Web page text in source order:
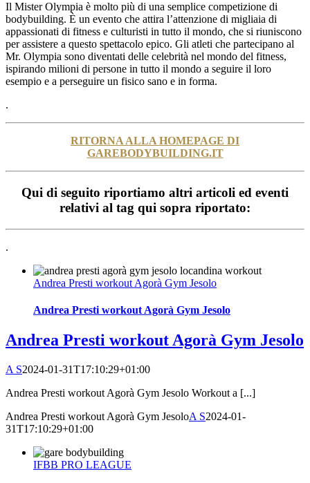
Il Mister Olympia è molto più di una semplice competizione di
bodybuilding. È un evento che attira l’attenzione di migliaia di
appassionati di fitness e culturisti in tutto il mondo, che si riuniscono
per assistere a questo spettacolo epico. Gli atleti che partecipano al
Mr. Olympia sono diventati delle celebrità nel mondo del fitness,
ispirando milioni di persone in tutto il mondo a seguire il loro
esempio e a perseguire un fisico sano e in forma.
.
RITORNA ALLA HOMEPAGE DI
GAREBODYBUILDING.IT
Qui di seguito riportiamo altri articoli ed eventi
relativi al tag qui sopra riportato:
.
Andrea Presti workout Agorà Gym Jesolo
Andrea Presti workout Agorà Gym Jesolo
Andrea Presti workout Agorà Gym Jesolo
A S2024-01-31T17:10:29+01:00
Andrea Presti workout Agorà Gym Jesolo Workout a [...]
Andrea Presti workout Agorà Gym JesoloA S2024-01-
31T17:10:29+01:00
IFBB PRO LEAGUE